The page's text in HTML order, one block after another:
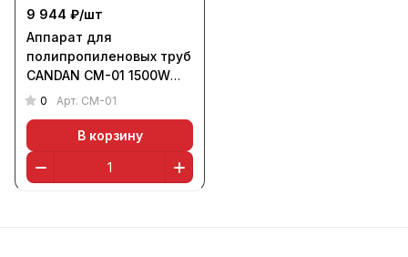
9 944 ₽/шт
Аппарат для
полипропиленовых труб
CANDAN CM-01 1500W
(220 В, 16-63 мм, 1500
0 Арт. CM-01
В корзину